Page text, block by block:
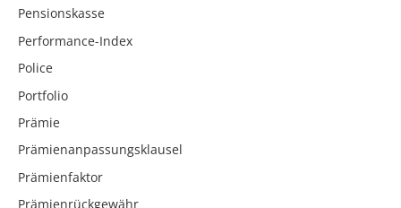
Pensionskasse
Performance-Index
Police
Portfolio
Prämie
Prämienanpassungsklausel
Prämienfaktor
Prämienrückgewähr